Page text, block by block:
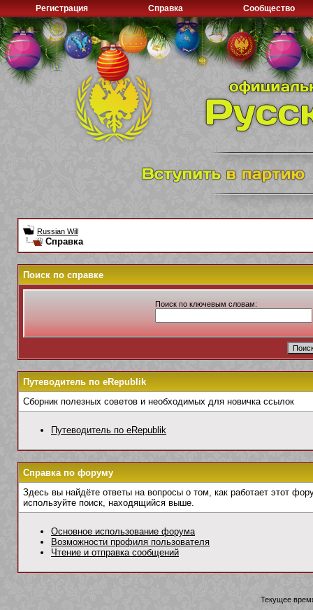
Регистрация Справка Сообщество
Russian Will
Справка
Поиск по справке
Поиск по ключевым словам:
Путеводитель по eRepublik
Сборник полезных советов и необходимых для новичка ссылок
Путеводитель по eRepublik
Справка по форуму
Здесь вы найдёте ответы на вопросы о том, как работает этот
используйте поиск, находящийся выше.
Основное использование форума
Возможности профиля пользователя
Чтение и отправка сообщений
Текущее